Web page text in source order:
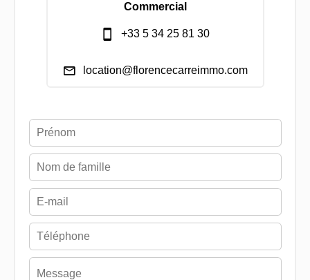
Commercial
+33 5 34 25 81 30
location@florencecarreimmo.com